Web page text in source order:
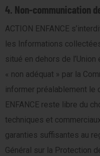
4. Non-communication
ACTION ENFANCE
les Informations
situé en dehors de
« non adéquat » par la
informer préalablement le
ENFANCE reste libre du
techniques et
garanties suffisantes au
Général sur la Protection